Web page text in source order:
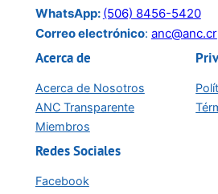
WhatsApp: (506) 8456-5420
Correo electrónico: anc@anc.cr
Acerca de
Acerca de Nosotros
ANC Transparente
Miembros
Redes Sociales
Facebook